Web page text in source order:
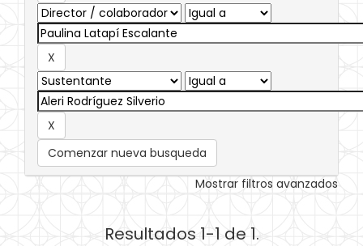
Comenzar nueva busqueda
Mostrar filtros avanzados
Resultados 1-1 de 1.